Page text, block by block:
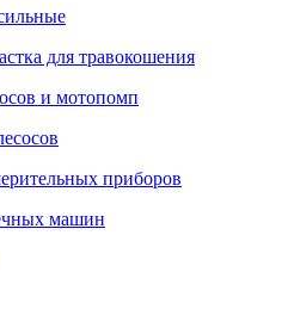
для травокошения
и мотопомп
приборов
машин